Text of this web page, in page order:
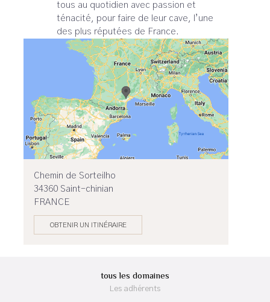
tous au quotidien avec passion et
ténacité, pour faire de leur cave, l’une
des plus réputées de France.
Chemin de Sorteilho
34360 Saint-chinian
FRANCE
OBTENIR UN ITINÉRAIRE
tous les domaines
Les adhérents